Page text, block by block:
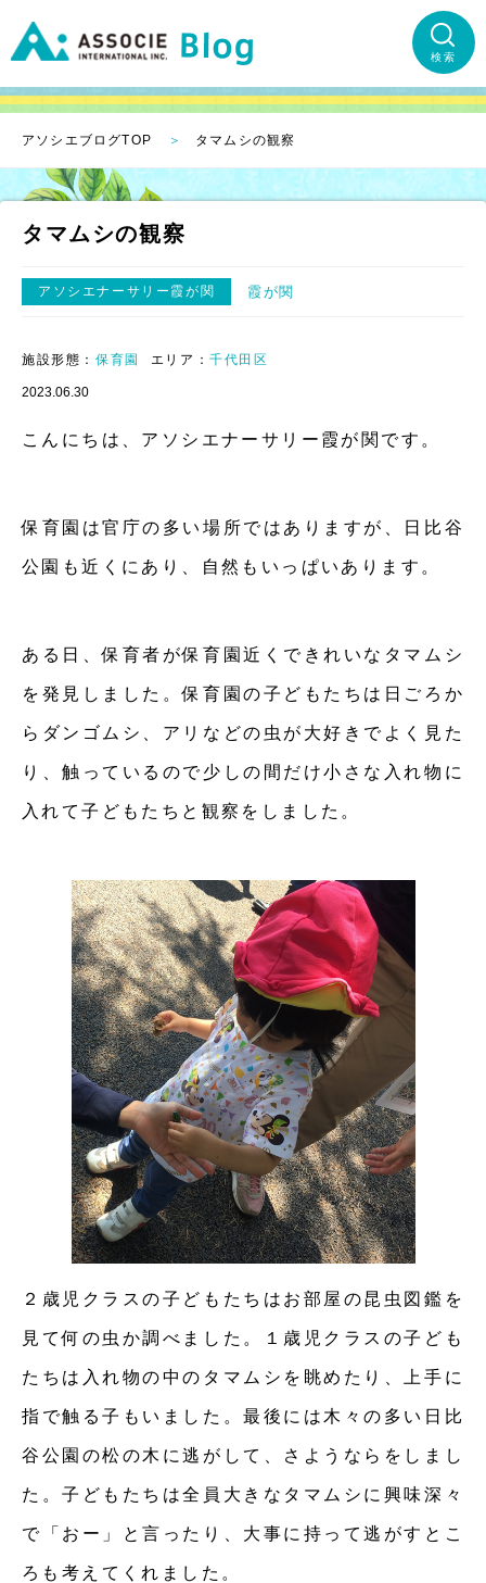
検索
アソシエブログTOP タマムシの観察
タマムシの観察
アソシエナーサリー霞が関 霞が関
施設形態： 保育園 エリア：千代田区
2023.06.30
こんにちは、アソシエナーサリー霞が関です。
保育園は官庁の多い場所ではありますが、日比谷
公園も近くにあり、自然もいっぱいあります。
ある日、保育者が保育園近くできれいなタマムシ
を発見しました。保育園の子どもたちは日ごろか
らダンゴムシ、アリなどの虫が大好きでよく見た
り、触っているので少しの間だけ小さな入れ物に
入れて子どもたちと観察をしました。
２歳児クラスの子どもたちはお部屋の昆虫図鑑を
見て何の虫か調べました。１歳児クラスの子ども
たちは入れ物の中のタマムシを眺めたり、上手に
指で触る子もいました。最後には木々の多い日比
谷公園の松の木に逃がして、さようならをしまし
た。子どもたちは全員大きなタマムシに興味深々
で「おー」と言ったり、大事に持って逃がすとこ
ろも考えてくれました。